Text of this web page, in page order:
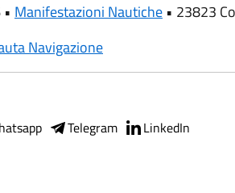
Manifestazioni Nautiche • 23823
Navigazione
Telegram LinkedIn